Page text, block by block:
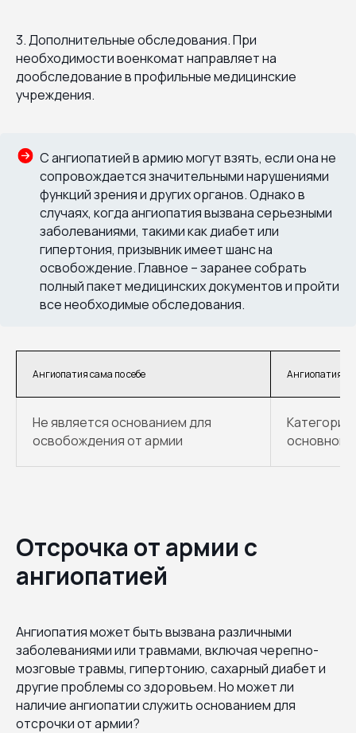
3. Дополнительные обследования. При
необходимости военкомат направляет на
дообследование в профильные медицинские
учреждения.
С ангиопатией в армию могут взять, если она не
сопровождается значительными нарушениями
функций зрения и других органов. Однако в
случаях, когда ангиопатия вызвана серьезными
заболеваниями, такими как диабет или
гипертония, призывник имеет шанс на
освобождение. Главное – заранее собрать
полный пакет медицинских документов и пройти
все необходимые обследования.
Ангиопатия сама по себе Ангиопатия
Не является основанием для
освобождения от армии
Категория
Отсрочка от армии с
ангиопатией
Ангиопатия может быть вызвана различными
заболеваниями или травмами, включая черепно-
мозговые травмы, гипертонию, сахарный диабет и
другие проблемы со здоровьем. Но может ли
наличие ангиопатии служить основанием для
отсрочки от армии?